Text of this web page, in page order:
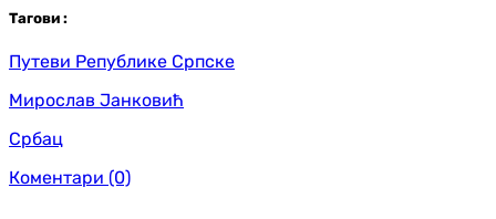
Тагови :
Путеви Републике Српске
Мирослав Јанковић
Србац
Коментари (0)